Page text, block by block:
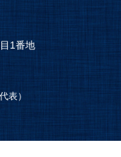
1番地
表）